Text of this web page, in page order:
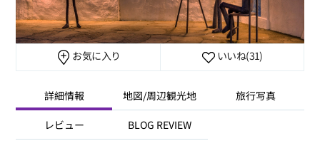
お気に入り いいね(31)
詳細情報 地図/周辺観光地 旅行写真
レビュー BLOG REVIEW